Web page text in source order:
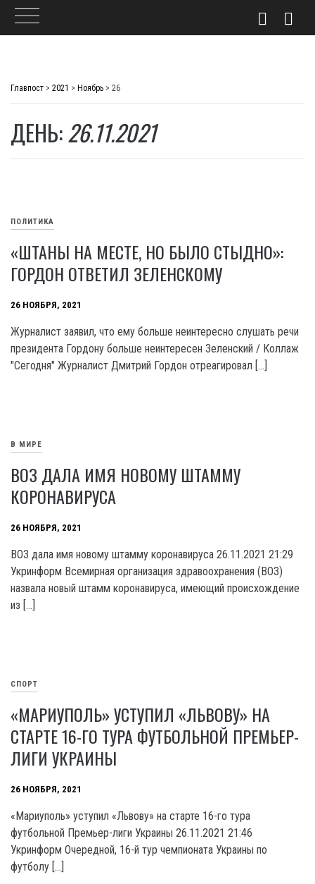
Главпост > 2021 > Ноябрь > 26
ДЕНЬ:26.11.2021
ПОЛИТИКА
«ШТАНЫ НА МЕСТЕ, НО БЫЛО СТЫДНО»:
ГОРДОН ОТВЕТИЛ ЗЕЛЕНСКОМУ
26 НОЯБРЯ, 2021
Журналист заявил, что ему больше неинтересно слушать речи
президента Гордону больше неинтересен Зеленский / Коллаж
"Сегодня" Журналист Дмитрий Гордон отреагировал […]
В МИРЕ
ВОЗ ДАЛА ИМЯ НОВОМУ ШТАММУ
КОРОНАВИРУСА
26 НОЯБРЯ, 2021
ВОЗ дала имя новому штамму коронавируса 26.11.2021 21:29
Укринформ Всемирная организация здравоохранения (ВОЗ)
назвала новый штамм коронавируса, имеющий происхождение
из […]
СПОРТ
«МАРИУПОЛЬ» УСТУПИЛ «ЛЬВОВУ» НА
СТАРТЕ 16-ГО ТУРА ФУТБОЛЬНОЙ ПРЕМЬЕР-
ЛИГИ УКРАИНЫ
26 НОЯБРЯ, 2021
«Мариуполь» уступил «Львову» на старте 16-го тура
футбольной Премьер-лиги Украины 26.11.2021 21:46
Укринформ Очередной, 16-й тур чемпионата Украины по
футболу […]